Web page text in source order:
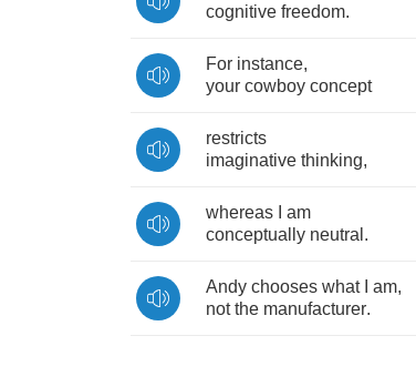
cognitive freedom.
For instance,
your cowboy concept
restricts
imaginative thinking,
whereas
am
conceptually neutral .
Andy chooses what am,
not the manufacturer.